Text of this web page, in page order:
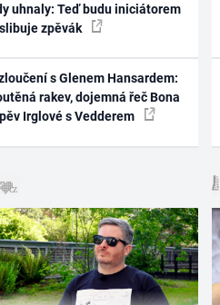
uhnaly: Teď budu iniciátorem
zpěvák
s Glenem Hansardem:
rakev, dojemná řeč Bona
Irglové s Vedderem